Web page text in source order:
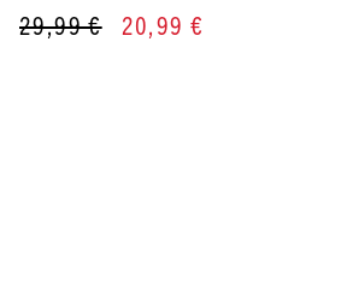
29,99 € 20,99 €